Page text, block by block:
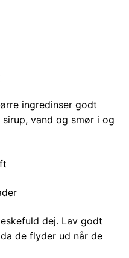
ingredinser godt
vand og smør i og
dej. Lav godt
de flyder ud når de